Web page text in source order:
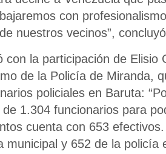
con
nuestros vecinos”,
con la participación de Elisio
de la Policía de Miranda,
policiales en Baruta:
1.304 funcionarios para
cuenta con 653
municipal y 652 de la